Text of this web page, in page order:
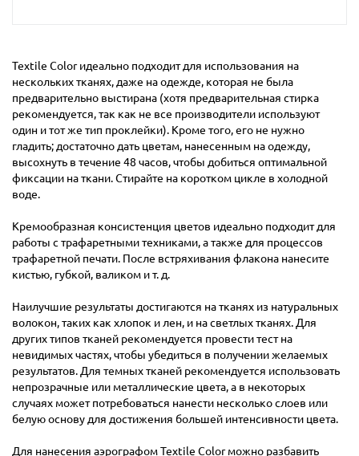
Textile Color идеально подходит для использования на
нескольких тканях, даже на одежде, которая не была
предварительно выстирана (хотя предварительная стирка
рекомендуется, так как не все производители используют
один и тот же тип проклейки). Кроме того, его не нужно
гладить; достаточно дать цветам, нанесенным на одежду,
высохнуть в течение 48 часов, чтобы добиться оптимальной
фиксации на ткани. Стирайте на коротком цикле в холодной
воде.
Кремообразная консистенция цветов идеально подходит для
работы с трафаретными техниками, а также для процессов
трафаретной печати. После встряхивания флакона нанесите
кистью, губкой, валиком и т. д.
Наилучшие результаты достигаются на тканях из натуральных
волокон, таких как хлопок и лен, и на светлых тканях. Для
других типов тканей рекомендуется провести тест на
невидимых частях, чтобы убедиться в получении желаемых
результатов. Для темных тканей рекомендуется использовать
непрозрачные или металлические цвета, а в некоторых
случаях может потребоваться нанести несколько слоев или
белую основу для достижения большей интенсивности цвета.
Для нанесения аэрографом Textile Color можно разбавить